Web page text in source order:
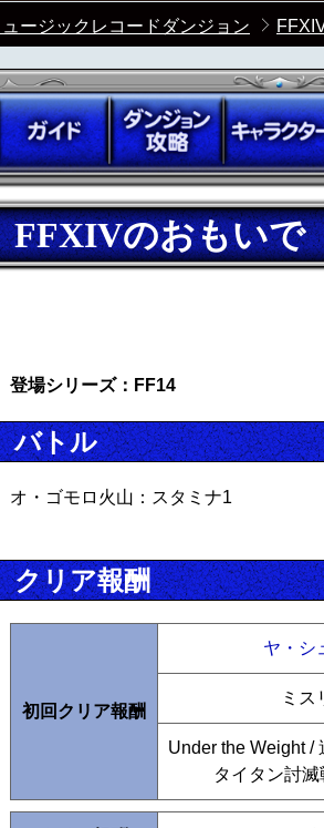
ュージックレコードダンジョン
FFXIVのおもいで
登場シリーズ：FF14
バトル
オ・ゴモロ火山：スタミナ1
クリア報酬
初回クリア報酬
ヤ・シ
ミス
Under the Weight /
タイタン討滅